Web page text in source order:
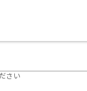
さい